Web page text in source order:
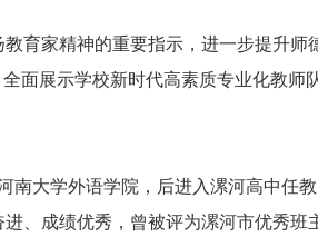
育家精神的重要指示，进一步提升
面展示学校新时代高素质专业化教师
南大学外语学院，后进入漯河高中任
、成绩优秀，曾被评为漯河市优秀